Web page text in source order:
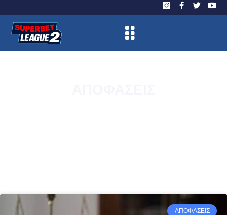
ΑΠΟΦΑΣΕΙΣ